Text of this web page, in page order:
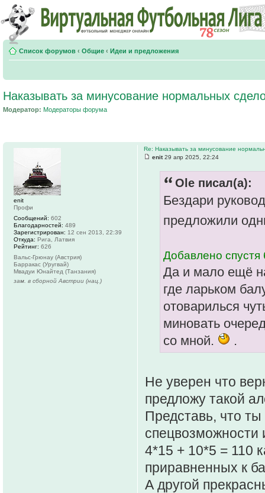
Список форумов ‹ Общие ‹ Идеи и предложения
Наказывать за минусование нормальных
Модератор: Модераторы форума
Re: Наказывать за минусование
enit29 апр 2025, 22:24
Ole писал(а):
Бездари
предложили
Добавлено
Да и мало ещё
где ларьком
отоварилься
миновать
со мной.
.
Не уверен что
предложу такой
Представь, что
спецвозможности
4*15 + 10*5 = 110
приравненных к
А другой
enit
Профи
Сообщений: 602
Благодарностей: 489
Зарегистрирован: 12 сен 2013, 22:39
Откуда: Рига, Латвия
Рейтинг: 626
Вальс-Грюнау (Австрия)
Барракас (Уругвай)
Мвадуи Юнайтед (Танзания)
зам. в сборной Австрии (нац.)